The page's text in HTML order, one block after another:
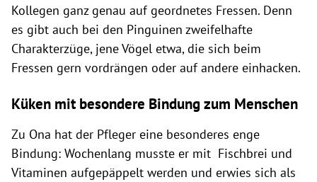
Kollegen ganz genau auf geordnetes Fressen. Denn
es gibt auch bei den Pinguinen zweifelhafte
Charakterzüge, jene Vögel etwa, die sich beim
Fressen gern vordrängen oder auf andere einhacken.
Küken mit besondere Bindung zum Menschen
Zu Ona hat der Pfleger eine besonderes enge
Bindung: Wochenlang musste er mit Fischbrei und
Vitaminen aufgepäppelt werden und erwies sich als